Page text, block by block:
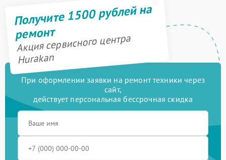
Получите 1500 рублей на
ремонт
Акция сервисного центра
Hurakan
При оформлении заявки на ремонт техники через
сайт,
действует персональная бессрочная скидка